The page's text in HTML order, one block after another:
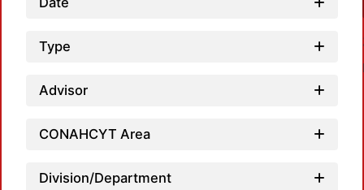
Type
Advisor
CONAHCYT Area
Division/Department